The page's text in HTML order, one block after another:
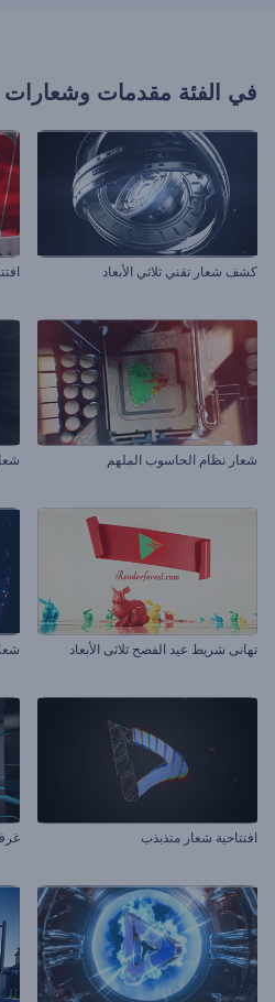
في الفئة مقدمات وشعارات
كشف شعار تقني ثلاثي الأبعاد
شعار نظام الحاسوب الملهم
تهانى شريط عيد الفصح ثلاثى الأبعاد
افتتاحية شعار متذبذب